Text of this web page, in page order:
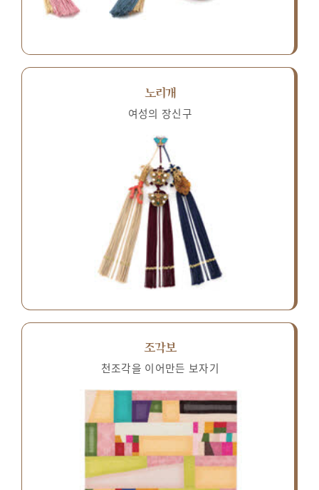
노리개
여성의 장신구
조각보
천조각을 이어만든 보자기